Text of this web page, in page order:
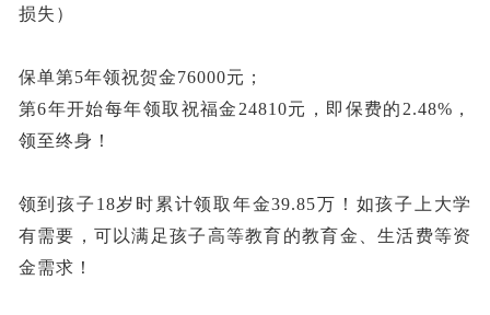
损失）
保单第5年领祝贺金76000元；
第6年开始每年领取祝福金24810元，即保费的2.48%，
领至终身！
领到孩子 18岁时累计领取年金39.85万！如孩子上大学
有需要，可以满足孩子高等教育的教育金、生活费等资
金需求！